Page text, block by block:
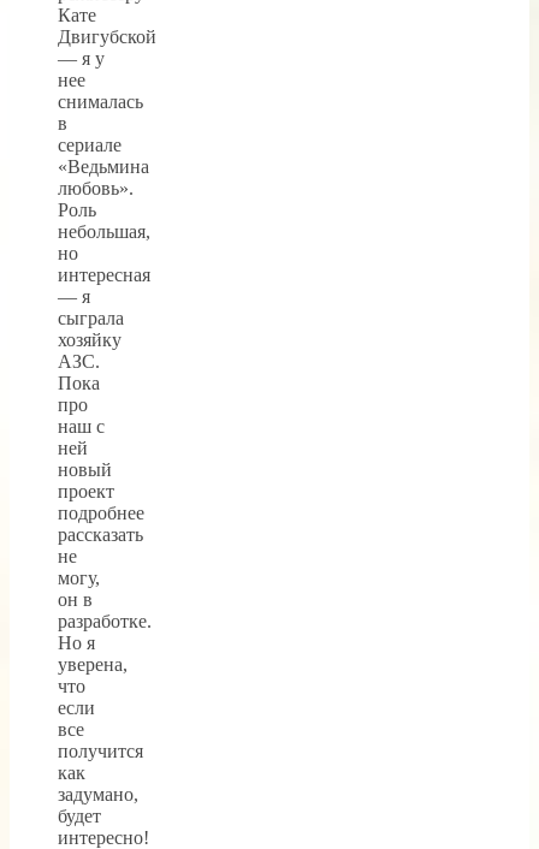
Кате
Двигубской
— я у
нее
снималась
в
сериале
«Ведьмина
любовь».
Роль
небольшая,
но
интересная
— я
сыграла
хозяйку
АЗС.
Пока
про
наш с
ней
новый
проект
подробнее
рассказать
не
могу,
он в
разработке.
Но я
уверена,
что
если
все
получится
как
задумано,
будет
интересно!